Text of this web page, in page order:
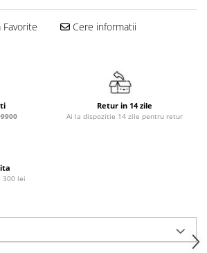
Cere informatii
Retur in 14 zile
Ai la dispozitie 14 zile pentru retur
300 lei